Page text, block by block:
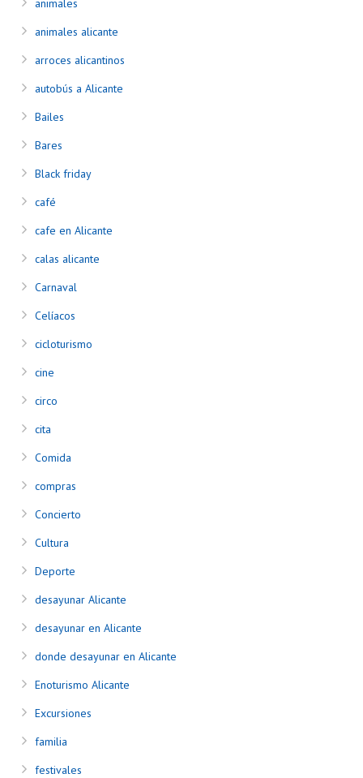
animales
animales alicante
arroces alicantinos
autobús a Alicante
Bailes
Bares
Black friday
café
cafe en Alicante
calas alicante
Carnaval
Celíacos
cicloturismo
cine
circo
cita
Comida
compras
Concierto
Cultura
Deporte
desayunar Alicante
desayunar en Alicante
donde desayunar en Alicante
Enoturismo Alicante
Excursiones
familia
festivales